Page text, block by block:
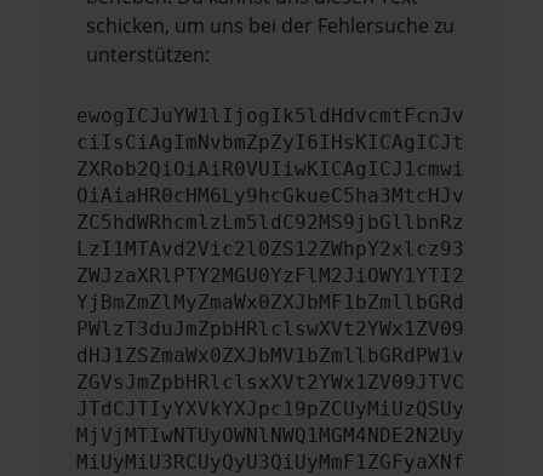
schicken, um uns bei der Fehlersuche zu
unterstützen:
ewogICJuYW1lIjogIk5ldHdvcmtFcnJv
ciIsCiAgImNvbmZpZyI6IHsKICAgICJt
ZXRob2QiOiAiR0VUIiwKICAgICJ1cmwi
OiAiaHR0cHM6Ly9hcGkueC5ha3MtcHJv
ZC5hdWRhcmlzLm5ldC92MS9jbGllbnRz
LzI1MTAvd2Vic2l0ZS12ZWhpY2xlcz93
ZWJzaXRlPTY2MGU0YzFlM2JiOWY1YTI2
YjBmZmZlMyZmaWx0ZXJbMF1bZmllbGRd
PWlzT3duJmZpbHRlclswXVt2YWx1ZV09
dHJ1ZSZmaWx0ZXJbMV1bZmllbGRdPW1v
ZGVsJmZpbHRlclsxXVt2YWx1ZV09JTVC
JTdCJTIyYXVkYXJpc19pZCUyMiUzQSUy
MjVjMTIwNTUyOWNlNWQ1MGM4NDE2N2Uy
MiUyMiU3RCUyQyU3QiUyMmF1ZGFyaXNf